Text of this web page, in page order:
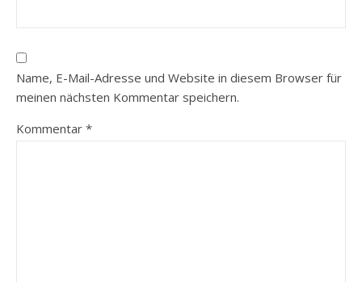
Name, E-Mail-Adresse und Website in diesem Browser für
meinen nächsten Kommentar speichern.
Kommentar *